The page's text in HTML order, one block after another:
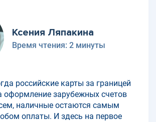
Ксения Ляпакина
Время чтения: 2 минуты
российские карты за границей
оформление зарубежных счетов
наличные остаются самым
оплаты. И здесь на первое